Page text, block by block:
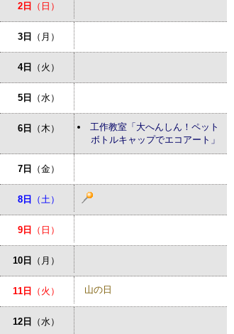
2日 （日）
3日 （月）
4日 （火）
5日 （水）
6日 （木）
工作教室「大へんしん！ペット
ボトルキャップでエコアート」
7日 （金）
8日 （土）
9日 （日）
10日 （月）
11日 （火） 山の日
12日 （水）